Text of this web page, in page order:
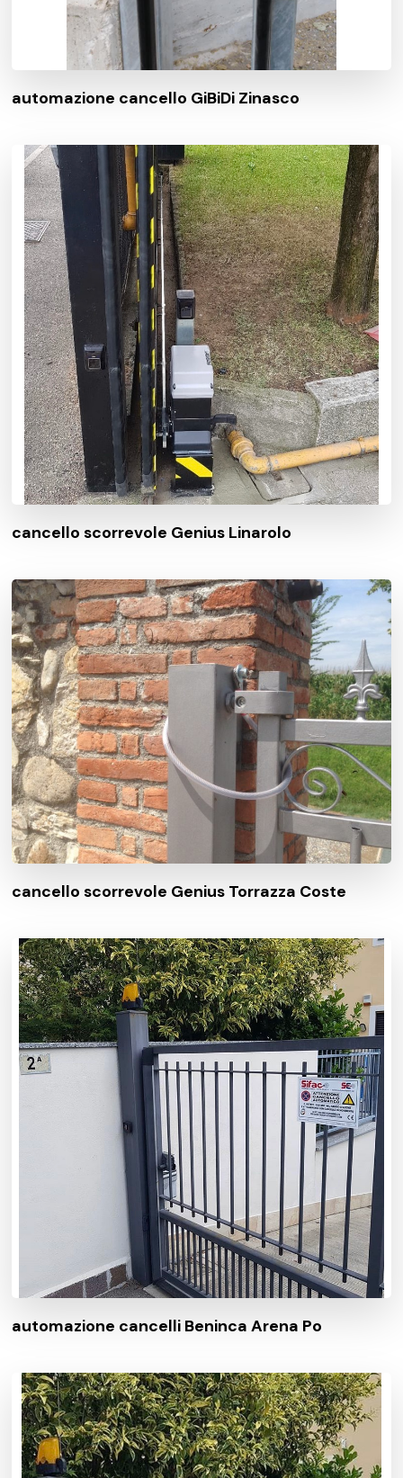
automazione cancello GiBiDi Zinasco
cancello scorrevole Genius Linarolo
cancello scorrevole Genius Torrazza Coste
automazione cancelli Beninca Arena Po